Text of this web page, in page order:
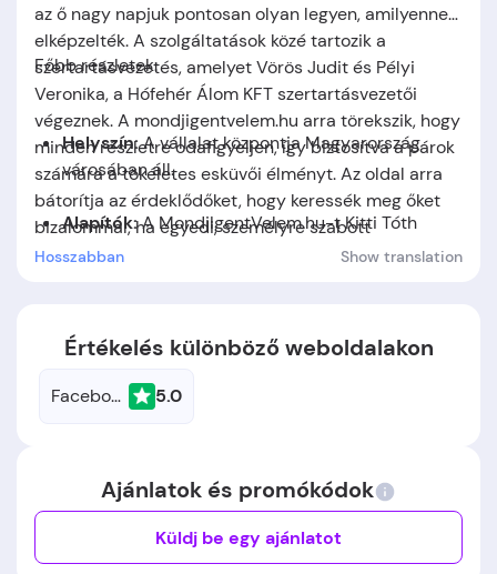
az ő nagy napjuk pontosan olyan legyen, amilyennek
elképzelték. A szolgáltatások közé tartozik a
szertartásvezetés, amelyet Vörös Judit és Pélyi
Veronika, a Hófehér Álom KFT szertartásvezetői
végeznek. A mondjigentvelem.hu arra törekszik, hogy
minden részletre odafigyeljen, így biztosítva a párok
számára a tökéletes esküvői élményt. Az oldal arra
bátorítja az érdeklődőket, hogy keressék meg őket
bizalommal, ha egyedi, személyre szabott
szertartást szeretnének.
Főbb részletek:
Helyszín:A vállalat központja Magyarország
városában áll.
Alapítók:A MondjIgentVelem.hu-t Kitti Tóth
alapította.
Hosszabban Show translation
Értékelés különböző weboldalakon
Facebook 5.0
Ajánlatok és promókódok
Küldj be egy ajánlatot